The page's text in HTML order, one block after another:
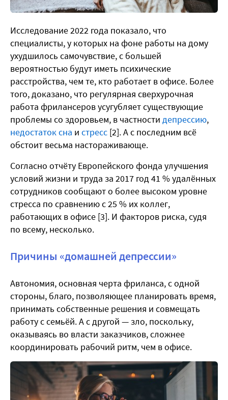
Исследование 2022 года показало, что
специалисты, у которых на фоне работы на дому
ухудшилось самочувствие, с большей
вероятностью будут иметь психические
расстройства, чем те, кто работает в офисе. Более
того, доказано, что регулярная сверхурочная
работа фрилансеров усугубляет существующие
проблемы со здоровьем, в частности депрессию,
недостаток сна и стресс [2]. А с последним всё
обстоит весьма настораживающе.
Согласно отчёту Европейского фонда улучшения
условий жизни и труда за 2017 год 41 % удалённых
сотрудников сообщают о более высоком уровне
стресса по сравнению с 25 % их коллег,
работающих в офисе [3]. И факторов риска, судя
по всему, несколько.
Причины «домашней депрессии»
Автономия, основная черта фриланса, с одной
стороны, благо, позволяющее планировать время,
принимать собственные решения и совмещать
работу с семьёй. А с другой — зло, поскольку,
оказываясь во власти заказчиков, сложнее
координировать рабочий ритм, чем в офисе.